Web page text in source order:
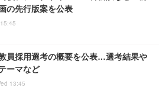
の先行版案を公表
員採用選考の概要を公表…選考結果や
ーマなど
13:45